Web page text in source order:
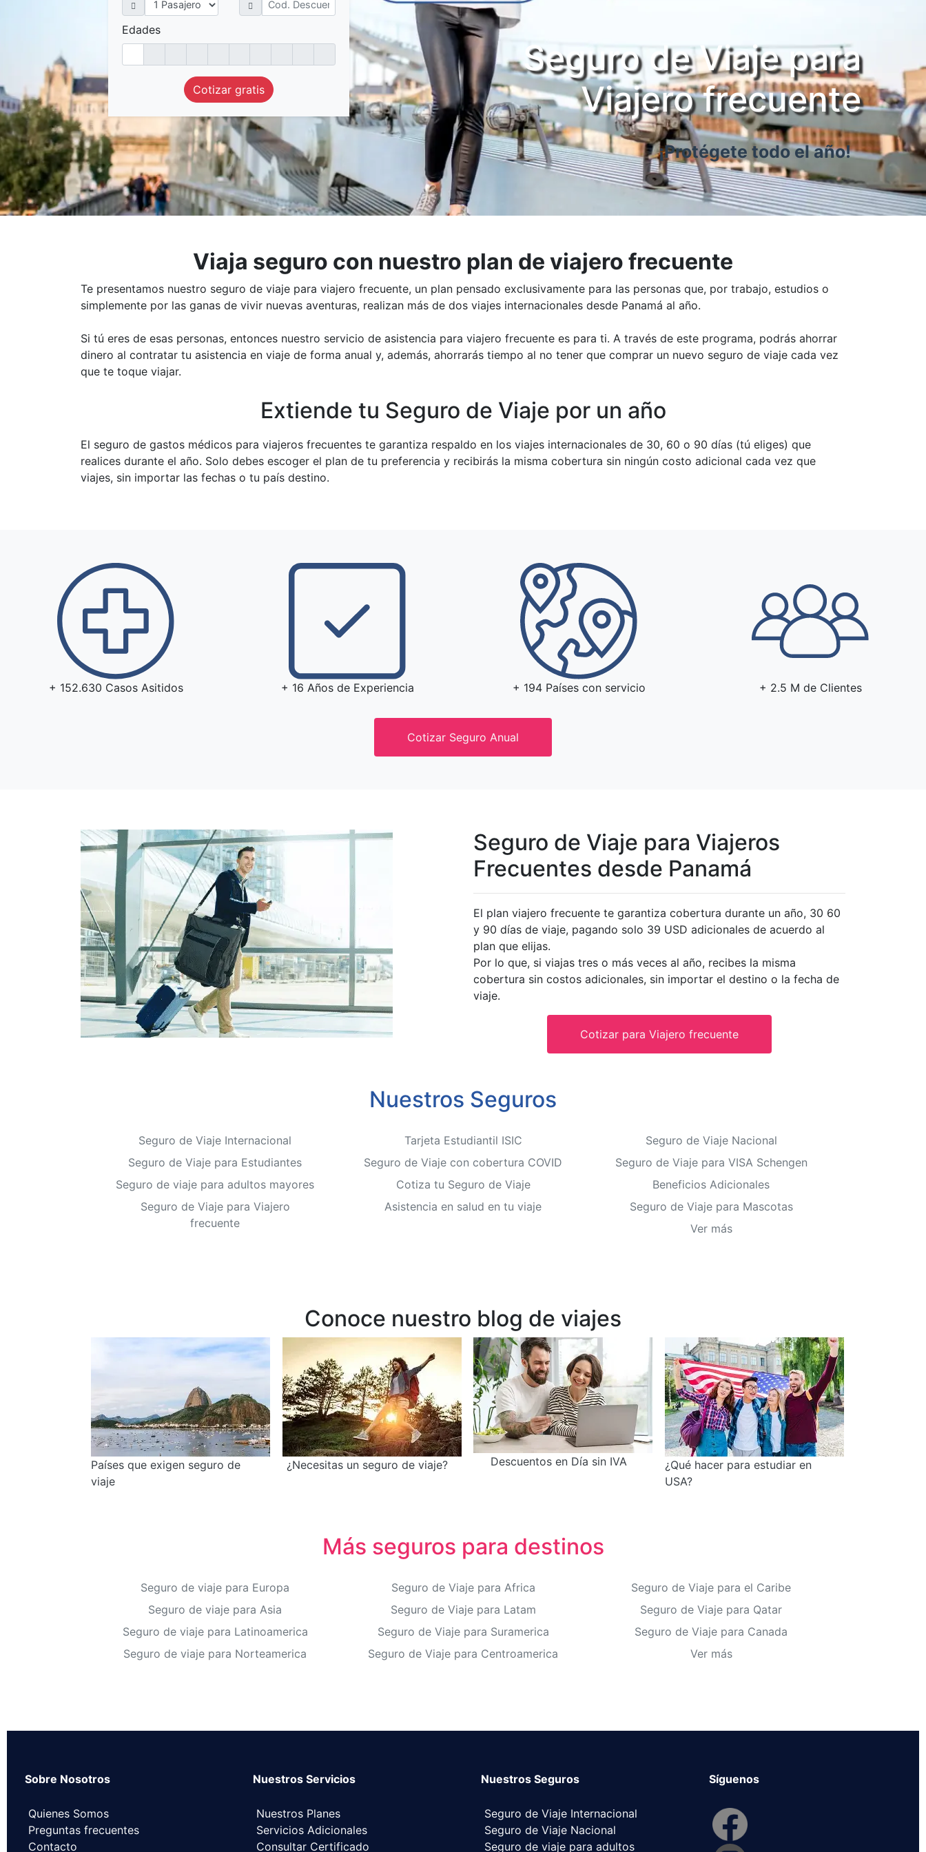
Edades
Cotizar gratis
Seguro de Viaje para
Viajero frecuente
¡Protégete todo el año!
Viaja seguro con nuestro plan de viajero frecuente
Te presentamos nuestro seguro de viaje para viajero frecuente, un plan pensado exclusivamente para las personas que, por trabajo, estudios o
simplemente por las ganas de vivir nuevas aventuras, realizan más de dos viajes internacionales desde Panamá al año.
Si tú eres de esas personas, entonces nuestro servicio de asistencia para viajero frecuente es para ti. A través de este programa, podrás ahorrar
dinero al contratar tu asistencia en viaje de forma anual y, además, ahorrarás tiempo al no tener que comprar un nuevo seguro de viaje cada vez
que te toque viajar.
Extiende tu Seguro de Viaje por un año
El seguro de gastos médicos para viajeros frecuentes te garantiza respaldo en los viajes internacionales de 30, 60 o 90 días (tú eliges) que
realices durante el año. Solo debes escoger el plan de tu preferencia y recibirás la misma cobertura sin ningún costo adicional cada vez que
viajes, sin importar las fechas o tu país destino.
+ 152.630 Casos Asitidos + 16 Años de Experiencia + 194 Países con servicio + 2.5 M de Clientes
Cotizar Seguro Anual
Seguro de Viaje para Viajeros
Frecuentes desde Panamá
El plan viajero frecuente te garantiza cobertura durante un año, 30 60
y 90 días de viaje, pagando solo 39 USD adicionales de acuerdo al
plan que elijas.
Por lo que, si viajas tres o más veces al año, recibes la misma
cobertura sin costos adicionales, sin importar el destino o la fecha de
viaje.
Cotizar para Viajero frecuente
Nuestros Seguros
Seguro de Viaje Internacional
Seguro de Viaje para Estudiantes
Seguro de viaje para adultos mayores
Seguro de Viaje para Viajero
frecuente
Tarjeta Estudiantil ISIC
Seguro de Viaje con cobertura COVID
Cotiza tu Seguro de Viaje
Asistencia en salud en tu viaje
Seguro de Viaje Nacional
Seguro de Viaje para VISA Schengen
Beneficios Adicionales
Seguro de Viaje para Mascotas
Ver más
Conoce nuestro blog de viajes
Países que exigen seguro de
viaje
¿Necesitas un seguro de viaje? Descuentos en Día sin IVA
¿Qué hacer para estudiar en
USA?
Más seguros para destinos
Seguro de viaje para Europa
Seguro de viaje para Asia
Seguro de viaje para Latinoamerica
Seguro de viaje para Norteamerica
Seguro de Viaje para Africa
Seguro de Viaje para Latam
Seguro de Viaje para Suramerica
Seguro de Viaje para Centroamerica
Seguro de Viaje para el Caribe
Seguro de Viaje para Qatar
Seguro de Viaje para Canada
Ver más
Sobre Nosotros
Quienes Somos
Preguntas frecuentes
Contacto
Nuestros Servicios
Nuestros Planes
Servicios Adicionales
Consultar Certificado
Nuestros Seguros
Seguro de Viaje Internacional
Seguro de Viaje Nacional
Seguro de viaje para adultos
Síguenos